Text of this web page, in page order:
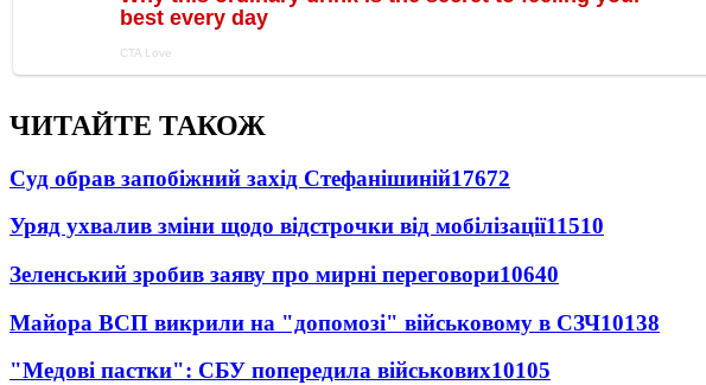
ЧИТАЙТЕ ТАКОЖ
Суд обрав запобіжний захід Стефанішиній17672
Уряд ухвалив зміни щодо відстрочки від мобілізації11510
Зеленський зробив заяву про мирні переговори10640
Майора ВСП викрили на "допомозі" військовому в СЗЧ10138
"Медові пастки": СБУ попередила військових10105